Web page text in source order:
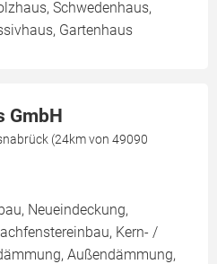
Schwedenhaus,
Gartenhaus
GmbH
(24km von 49090
Neueindeckung,
Kern- /
Außendämmung,